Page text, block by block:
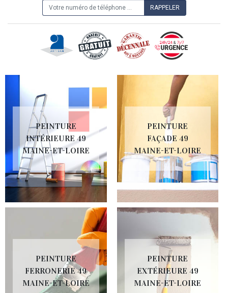
PEINTURE
INTÉRIEURE 49
MAINE-ET-LOIRE
PEINTURE
FAÇADE 49
MAINE-ET-LOIRE
PEINTURE
FERRONERIE 49
MAINE-ET-LOIRE
PEINTURE
EXTÉRIEURE 49
MAINE-ET-LOIRE